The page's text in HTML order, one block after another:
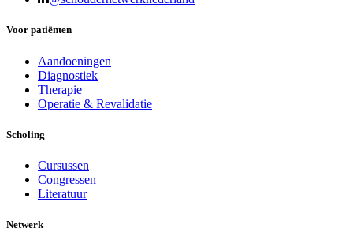
Voor patiënten
Aandoeningen
Diagnostiek
Therapie
Operatie & Revalidatie
Scholing
Cursussen
Congressen
Literatuur
Netwerk